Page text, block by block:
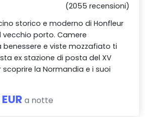
(2055 recensioni)
storico e moderno di Honfleur
porto. Camere
benessere e viste mozzafiato ti
ex stazione di posta del XV
la Normandia e i suoi
a notte